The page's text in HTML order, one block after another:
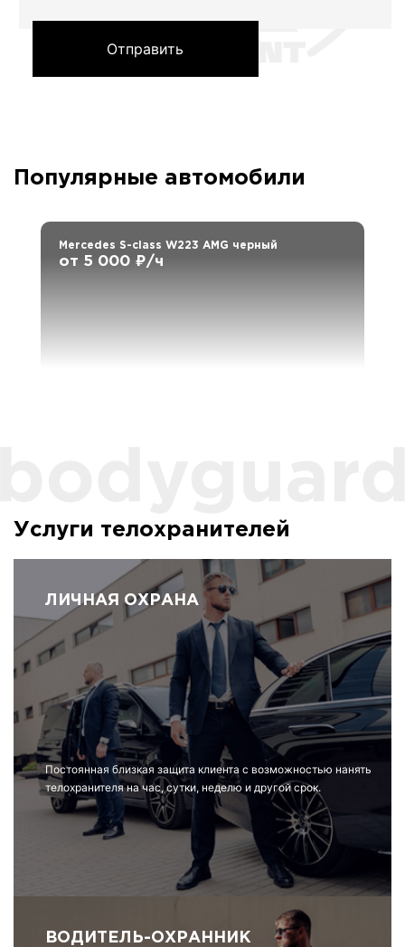
Отправить
Популярные автомобили
Mercedes S-class W223 AMG черный
от 5 000 ₽/ч
Услуги телохранителей
ЛИЧНАЯ ОХРАНА
Постоянная близкая защита клиента с возможностью нанять
телохранителя на час, сутки, неделю и другой срок.
ВОДИТЕЛЬ-ОХРАННИК